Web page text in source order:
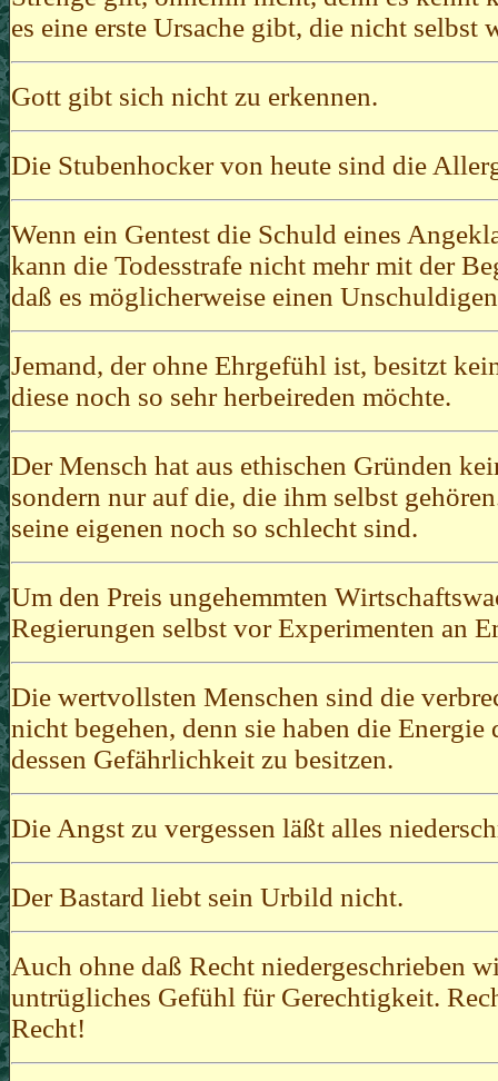
es eine erste Ursache gibt, die nicht
Gott gibt sich nicht zu erkennen.
Die Stubenhocker von heute sind die
Wenn ein Gentest die Schuld eines
kann die Todesstrafe nicht mehr mit der
daß es möglicherweise einen
Jemand, der ohne Ehrgefühl ist, besitzt
diese noch so sehr herbeireden möchte.
Der Mensch hat aus ethischen Gründen
sondern nur auf die, die ihm selbst
seine eigenen noch so schlecht sind.
Um den Preis ungehemmten
Regierungen selbst vor Experimenten an
Die wertvollsten Menschen sind die
nicht begehen, denn sie haben die
dessen Gefährlichkeit zu besitzen.
Die Angst zu vergessen läßt alles
Der Bastard liebt sein Urbild nicht.
Auch ohne daß Recht niedergeschrieben
untrügliches Gefühl für Gerechtigkeit.
Recht!